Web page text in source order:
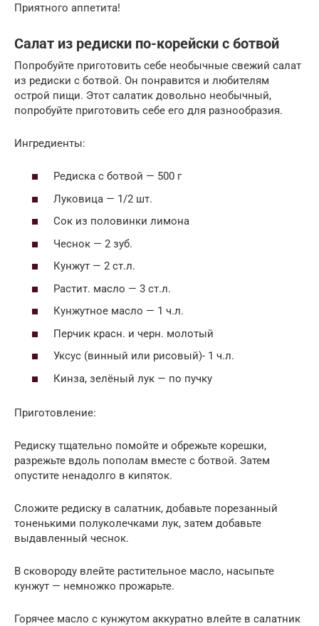
Приятного аппетита!
Салат из редиски по-корейски с ботвой
Попробуйте приготовить себе необычные свежий салат
из редиски с ботвой. Он понравится и любителям
острой пищи. Этот салатик довольно необычный,
попробуйте приготовить себе его для разнообразия.
Ингредиенты:
Редиска с ботвой — 500 г
Луковица — 1/2 шт.
Сок из половинки лимона
Чеснок — 2 зуб.
Кунжут — 2 ст.л.
Растит. масло — 3 ст.л.
Кунжутное масло — 1 ч.л.
Перчик красн. и черн. молотый
Уксус (винный или рисовый)- 1 ч.л.
Кинза, зелёный лук — по пучку
Приготовление:
Редиску тщательно помойте и обрежьте корешки,
разрежьте вдоль пополам вместе с ботвой. Затем
опустите ненадолго в кипяток.
Сложите редиску в салатник, добавьте порезанный
тоненькими полуколечками лук, затем добавьте
выдавленный чеснок.
В сковороду влейте растительное масло, насыпьте
кунжут — немножко прожарьте.
Горячее масло с кунжутом аккуратно влейте в салатник